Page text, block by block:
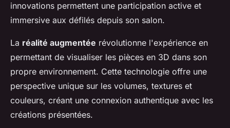
innovations permettent une participation active et
immersive aux défilés depuis son salon.
La réalité augmentée révolutionne l'expérience en
permettant de visualiser les pièces en 3D dans son
propre environnement. Cette technologie offre une
perspective unique sur les volumes, textures et
couleurs, créant une connexion authentique avec les
créations présentées.